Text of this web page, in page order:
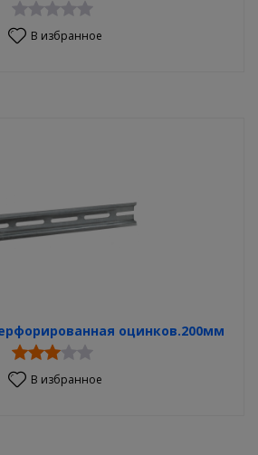
В избранное
оцинков.200мм
В избранное